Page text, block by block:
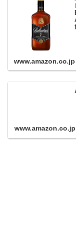
www.amazon.co.jp
www.amazon.co.jp